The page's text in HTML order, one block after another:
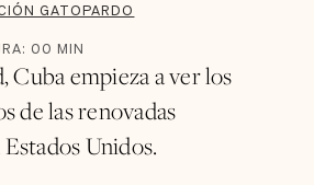
GATOPARDO
00 MIN
Cuba empieza a ver los
de las renovadas
Unidos.